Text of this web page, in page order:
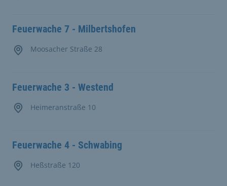
Feuerwache 7 - Milbertshofen
Moosacher Straße 28
Feuerwache 3 - Westend
Heimeranstraße 10
Feuerwache 4 - Schwabing
Heßstraße 120